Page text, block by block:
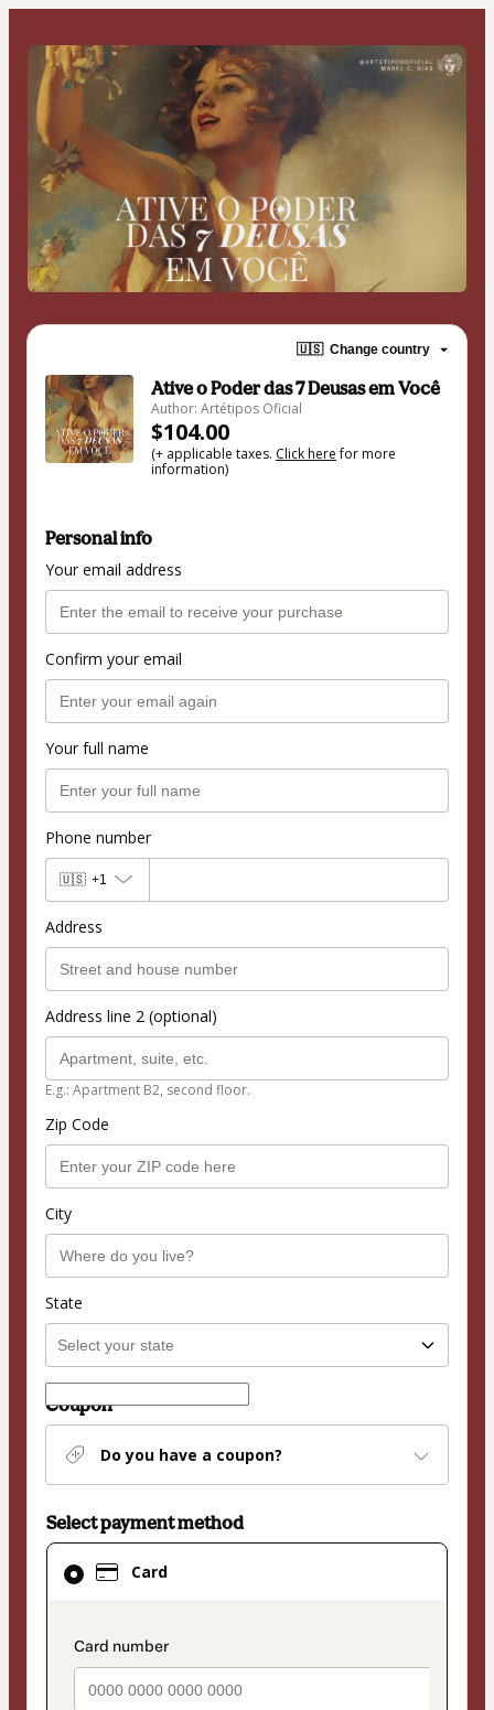
🇺🇸 Change country
Ative o Poder das 7 Deusas em Você
Author: Artétipos Oficial
$104.00
(+ applicable taxes. Click herefor more
information)
Personal info
Your email address
Confirm your email
Your full name
Phone number
🇺🇸 +1
Address
Address line 2 (optional)
E.g.: Apartment B2, second floor.
Zip Code
City
State
Coupon
Do you have a coupon?
Select payment method
Card
payment_data.section_title_v2
Card
selected
method